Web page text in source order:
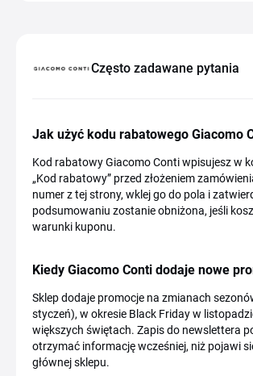
Często zadawane pytania
Jak użyć kodu rabatowego Giacomo
Kod rabatowy Giacomo Conti wpisujesz w
„Kod rabatowy” przed złożeniem
numer z tej strony, wklej go do pola i
podsumowaniu zostanie obniżona, jeśli
warunki kuponu.
Kiedy Giacomo Conti dodaje nowe
Sklep dodaje promocje na zmianach
styczeń), w okresie Black Friday w
większych świętach. Zapis do newslettera
otrzymać informację wcześniej, niż pojawi
głównej sklepu.